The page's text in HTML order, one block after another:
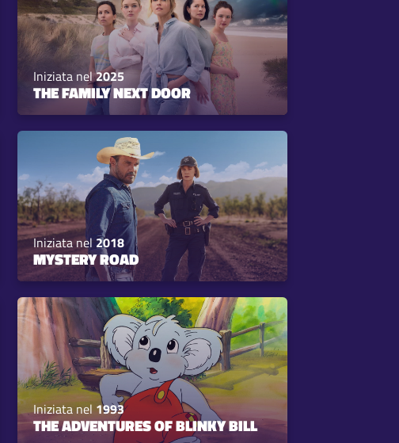
Iniziata nel2025
THE FAMILY NEXT DOOR
Iniziata nel 2018
MYSTERY ROAD
Iniziata nel1993
THE ADVENTURES OF BLINKY BILL